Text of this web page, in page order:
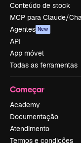
Conteúdo de stock
MCP para Claude/
Agentes New
API
App móvel
Todas as ferramentas
Começar
Academy
Documentação
Atendimento
Termos e condições